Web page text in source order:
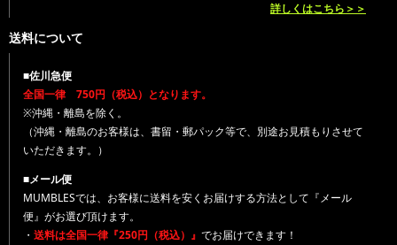
詳しくはこちら＞＞
送料について
■佐川急便
全国一律 750円（税込）となります。
※沖縄・離島を除く。
（沖縄・離島のお客様は、書留・郵パック等で、別途お見積もりさせて
いただきます。）
■メール便
MUMBLESでは、お客様に送料を安くお届けする方法として『メール
便』がお選び頂けます。
・ 送料は全国一律『250円（税込）』 でお届けできます！